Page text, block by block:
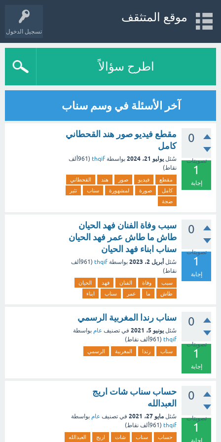
تسجيل الدخول
موقع المتثقف
اطرح سؤالاً
آخر الأسئلة في وسم سناب
0
تصويتات
1
إجابة
مقطع فيديو صور هند القحطاني
كامل
سُئل يوليو 21، 2024 بواسطة thqif
( 961ألف
نقاط)
مقطع فيديو صور هند
القحطاني
كامل
صورة لمشهورة سناب
تثير
ضجة
0
تصويتات
1
إجابة
سبب وفاة الفنان فهد الحيان
طاش ما طاش عمر فهد الحيان
سناب ابناء فهد الحيان
سُئل أبريل 2، 2023 بواسطة thqif
( 961ألف
نقاط)
سبب وفاة الفنان فهد
الحيان
طاش
ما عمر سناب ابناء
0
تصويتات
1
إجابة
سناب رندا المغربية الرسمي
سُئل يونيو 5، 2021 في تصنيف عام بواسطة
thqif
( 961ألف نقاط)
سناب رندا المغربية الرسمي
0
تصويتات
1
إجابة
حساب سناب شات اريج
العبدالله
سُئل مايو 27، 2021 في تصنيف عام بواسطة
thqif
( 961ألف نقاط)
حساب سناب شات اريج العبدالله